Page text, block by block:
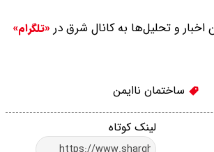
اخبار و تحلیل‌ها به کانال شرق در «تلگرام»
ساختمان ناایمن
لینک کوتاه